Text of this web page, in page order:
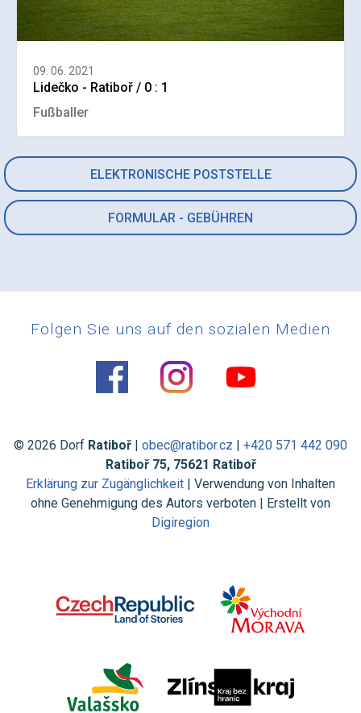
ELEKTRONISCHE POSTSTELLE
FORMULAR - GEBÜHREN
09. 06. 2021
Lidečko - Ratiboř / 0 : 1
Fußballer
Folgen Sie uns auf den sozialen Medien
© 2026 Dorf Ratiboř | obec@ratibor.cz | +420 571 442 090
Ratiboř 75, 75621 Ratiboř
Erklärung zur Zugänglichkeit | Verwendung von Inhalten
ohne Genehmigung des Autors verboten | Erstellt von
Digiregion